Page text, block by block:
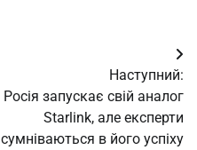
Наступний:
Росія запускає свій аналог
Starlink, але експерти
сумніваються в його успіху